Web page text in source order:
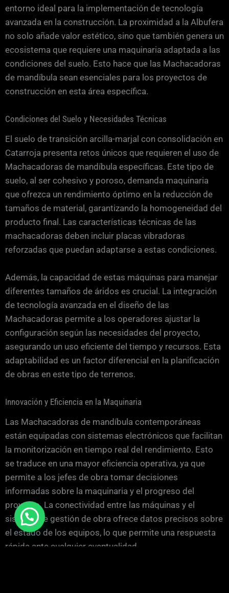
entorno ideal para la implementación de tecnología
avanzada en la construcción. La proximidad a la Albufera
no solo añade valor estético, sino que también genera un
ecosistema que requiere una maquinaria adaptada a las
condiciones del suelo. Esto hace que las Machacadoras
de mandíbula sean esenciales para los proyectos de
construcción en esta área específica.
Condiciones del Suelo y Necesidades Técnicas
El suelo de transición arcilla-marjal con consolidación en
Catarroja presenta retos únicos que requieren el uso de
Machacadoras de mandíbula específicas. Este tipo de
suelo, al ser cohesivo y poroso, demanda maquinaria
que ofrezca un rendimiento óptimo en la reducción de
tamaños de material, garantizando la homogeneidad del
producto final. Las características técnicas de las
machacadoras deben incluir placas vibradoras
reforzadas que puedan adaptarse a estas condiciones.
Además, la capacidad de estas máquinas para manejar
diferentes tamaños de áridos es crucial. La integración
de tecnología avanzada en el diseño de las
Machacadoras permite a los operadores ajustar la
configuración según las necesidades del proyecto,
asegurando un uso eficiente del tiempo y recursos. Esta
adaptabilidad es un factor diferencial en la planificación
de obras en este tipo de terrenos.
Innovación y Eficiencia en la Maquinaria
Las Machacadoras de mandíbula contemporáneas
están equipadas con sistemas electrónicos que facilitan
la monitorización en tiempo real del rendimiento. Esto
se traduce en una mayor eficiencia operativa, ya que
permite a los jefes de obra tomar decisiones
informadas sobre la maquinaria y el progreso del
proyecto. La conectividad entre las máquinas y el
sistema de gestión de obra ofrece datos precisos sobre
el estado de los equipos, lo que permite una respuesta
rápida ante cualquier eventualidad.